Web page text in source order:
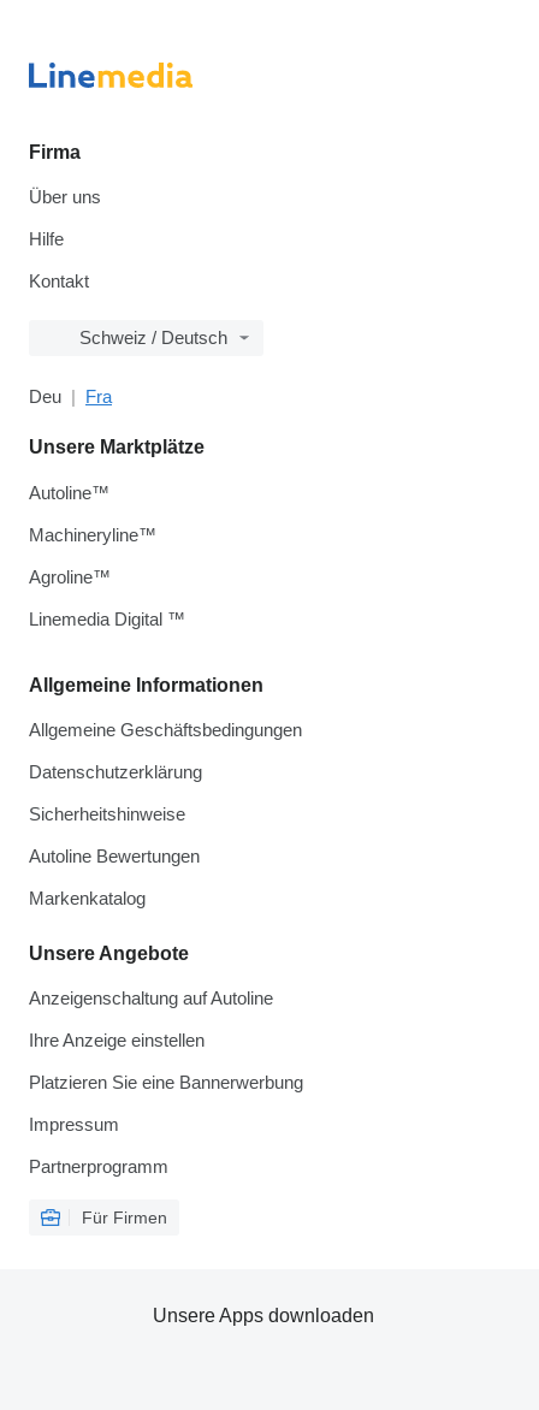
Firma
Über uns
Hilfe
Kontakt
Schweiz / Deutsch
Deu Fra
Allgemeine Informationen
Allgemeine Geschäftsbedingungen
Datenschutzerklärung
Sicherheitshinweise
Autoline Bewertungen
Markenkatalog
Unsere Angebote
Anzeigenschaltung auf Autoline
Ihre Anzeige einstellen
Platzieren Sie eine Bannerwerbung
Impressum
Partnerprogramm
Für Firmen
Unsere Marktplätze
Autoline™
Machineryline™
Agroline™
Linemedia Digital ™
Unsere Apps downloaden